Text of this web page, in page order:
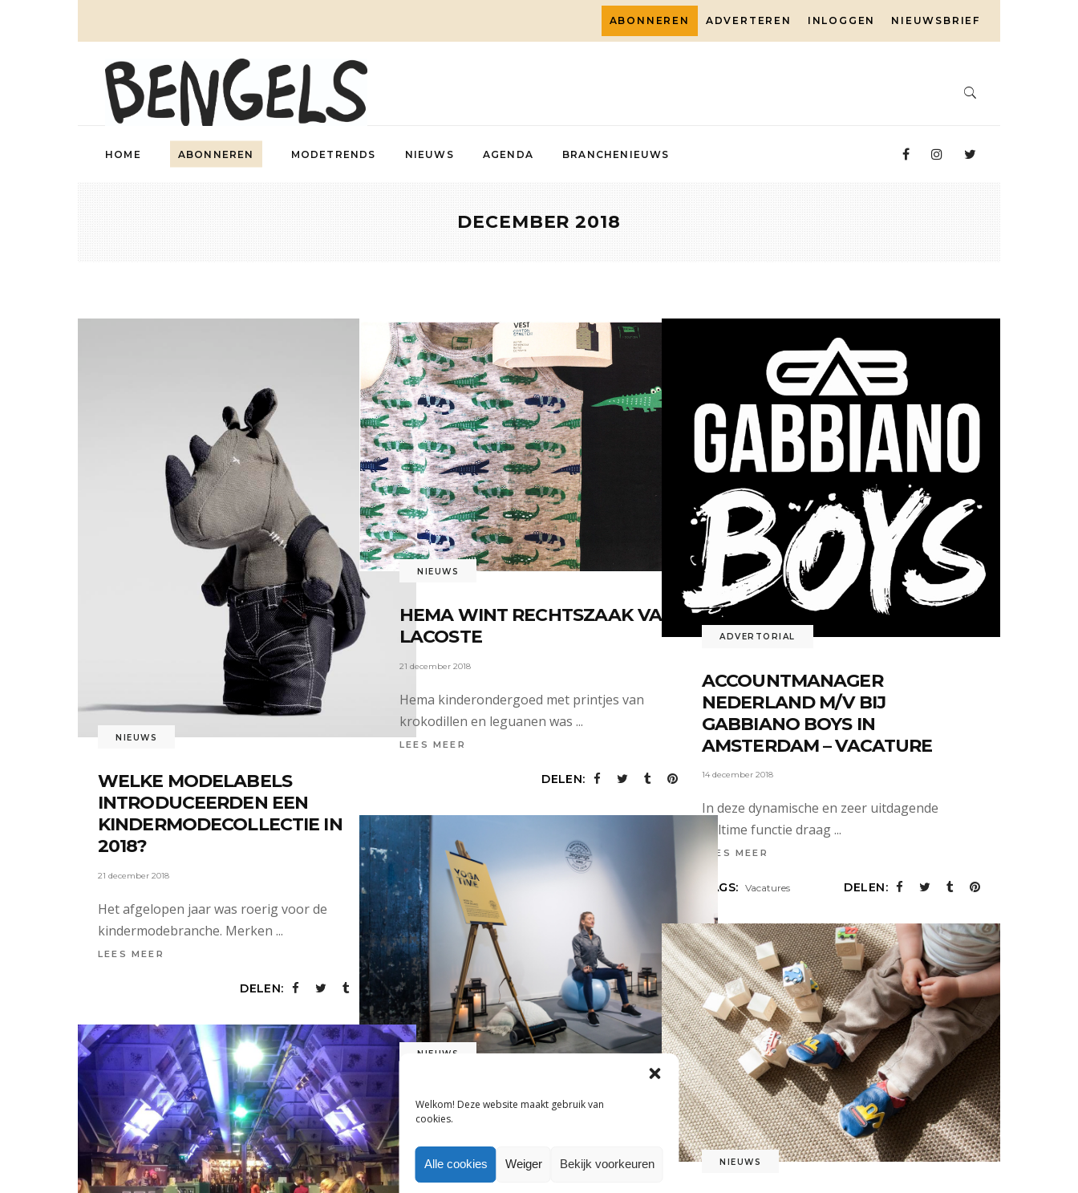
Welkom! Deze website maakt gebruik van
cookies.
Alle cookies Weiger Bekijk voorkeuren
ABONNEREN ADVERTEREN INLOGGEN NIEUWSBRIEF
HOME ABONNEREN MODETRENDS NIEUWS AGENDA BRANCHENIEUWS
DECEMBER 2018
NIEUWS
WELKE MODELABELS
INTRODUCEERDEN EEN
KINDERMODECOLLECTIE IN
2018?
21 december 2018
Het afgelopen jaar was roerig voor de
kindermodebranche. Merken
LEES MEER
DELEN:
NIEUWS
HEMA WINT RECHTSZAAK VAN
LACOSTE
21 december 2018
Hema kinderondergoed met printjes van
krokodillen en leguanen was
LEES MEER
DELEN:
ADVERTORIAL
ACCOUNTMANAGER
NEDERLAND M/V BIJ
GABBIANO BOYS IN
AMSTERDAM – VACATURE
14 december 2018
In deze dynamische en zeer uitdagende
fulltime functie draag
LEES MEER
TAGS: Vacatures DELEN:
NIEUWS
TEXTIELPRODUCENT ISKO
OVER DE INNOVATIES IN DE
KINDERMODE EN DENIM
14 december 2018
NIEUWS